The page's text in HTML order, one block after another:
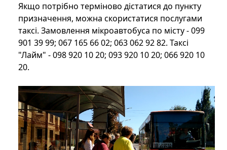
Якщо потрібно терміново дістатися до пункту
призначення, можна скористатися послугами
таксі. Замовлення мікроавтобуса по місту - 099
901 39 99; 067 165 66 02; 063 062 92 82. Таксі
"Лайм" - 098 920 10 20; 093 920 10 20; 066 920 10
20.